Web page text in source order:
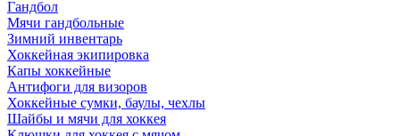
Гандбол
Мячи гандбольные
Зимний инвентарь
Хоккейная экипировка
Капы хоккейные
Антифоги для визоров
Хоккейные сумки, баулы, чехлы
Шайбы и мячи для хоккея